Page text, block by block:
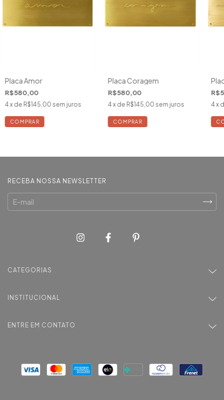
Placa Amor
R$580,00
4x de R$145,00 sem juros
Placa Coragem
R$580,00
4x de R$145,00 sem juros 4 x
RECEBA NOSSA NEWSLETTER
CATEGORIAS
INSTITUCIONAL
ENTRE EM CONTATO